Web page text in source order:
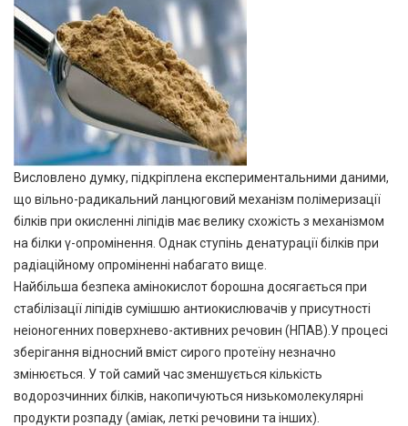
Висловлено думку, підкріплена експериментальними даними,
що вільно-радикальний ланцюговий механізм полімеризації
білків при окисленні ліпідів має велику схожість з механізмом
на білки γ-опромінення. Однак ступінь денатурації білків при
радіаційному опроміненні набагато вище.
Найбільша безпека амінокислот борошна досягається при
стабілізації ліпідів сумішшю антиокислювачів у присутності
неіоногенних поверхнево-активних речовин (НПАВ).У процесі
зберігання відносний вміст сирого протеїну незначно
змінюється. У той самий час зменшується кількість
водорозчинних білків, накопичуються низькомолекулярні
продукти розпаду (аміак, леткі речовини та інших).